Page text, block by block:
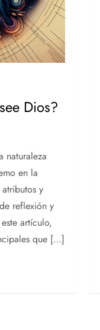
Dios?
naturaleza
en la
y
reflexión y
artículo,
que […]